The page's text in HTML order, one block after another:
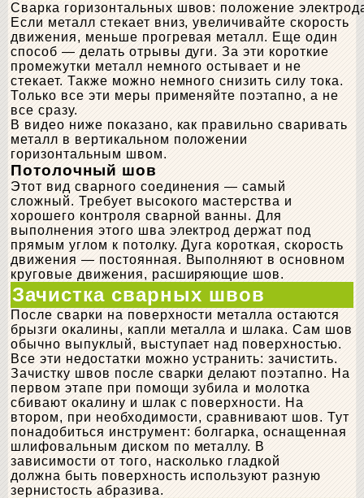
Сварка горизонтальных швов: положение
Если металл стекает вниз, увеличивайте скорость
движения, меньше прогревая металл. Еще один
способ — делать отрывы дуги. За эти короткие
промежутки металл немного остывает и не
стекает. Также можно немного снизить силу тока.
Только все эти меры применяйте поэтапно, а не
все сразу.
В видео ниже показано, как правильно сваривать
металл в вертикальном положении
горизонтальным швом.
Потолочный шов
Этот вид сварного соединения — самый
сложный. Требует высокого мастерства и
хорошего контроля сварной ванны. Для
выполнения этого шва электрод держат под
прямым углом к потолку. Дуга короткая, скорость
движения — постоянная. Выполняют в основном
круговые движения, расширяющие шов.
Зачистка сварных швов
После сварки на поверхности металла остаются
брызги окалины, капли металла и шлака. Сам шов
обычно выпуклый, выступает над поверхностью.
Все эти недостатки можно устранить: зачистить.
Зачистку швов после сварки делают поэтапно. На
первом этапе при помощи зубила и молотка
сбивают окалину и шлак с поверхности. На
втором, при необходимости, сравнивают шов. Тут
понадобиться инструмент: болгарка, оснащенная
шлифовальным диском по металлу. В
зависимости от того, насколько гладкой
должна быть поверхность используют разную
зернистость абразива.